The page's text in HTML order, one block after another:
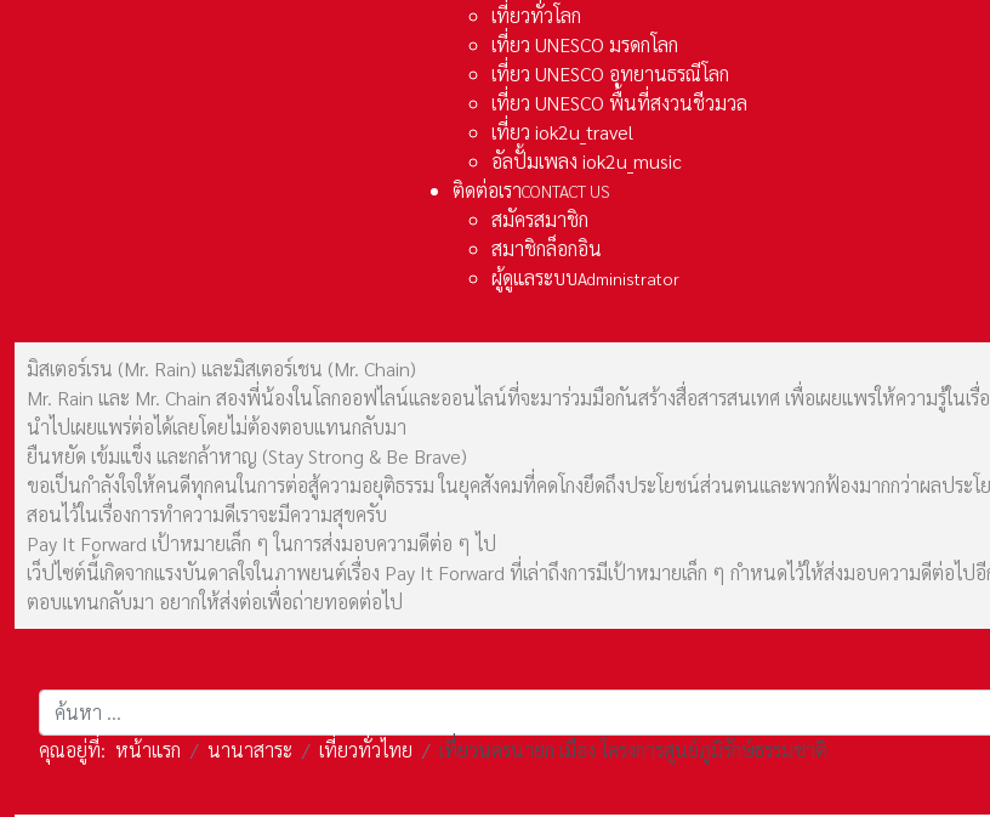
เที่ยวทั่วโลก
เที่ยว UNESCO มรดกโลก
เที่ยว UNESCO อุทยานธรณีโลก
เที่ยว UNESCO พื้นที่สงวนชีวมวล
เที่ยว iok2u_travel
อัลปั้มเพลง iok2u_music
ติดต่อเราCONTACT US
สมัครสมาชิก
สมาชิกล็อกอิน
ผู้ดูแลระบบAdministrator
มิสเตอร์เรน (Mr. Rain) และมิสเตอร์เชน (Mr. Chain)
Mr. Rain และ Mr. Chain สองพี่น้องในโลกออฟไลน์และออนไลน์ที่จะมาร่วมมือกันสร้างสื่อสารสนเทศ เพื่อเผยแพร่ให้ความรู้ในเ
นำไปเผยแพร่ต่อได้เลยโดยไม่ต้องตอบแทนกลับมา
ยืนหยัด เข้มแข็ง และกล้าหาญ (Stay Strong & Be Brave)
ขอเป็นกำลังใจให้คนดีทุกคนในการต่อสู้ความอยุติธรรม ในยุคสังคมที่คดโกงยึดถึงประโยชน์ส่วนตนและพวกฟ้องมากกว่าผลปร
สอนไว้ในเรื่องการทำความดีเราจะมีความสุขครับ
Pay It Forward เป้าหมายเล็ก ๆ ในการส่งมอบความดีต่อ ๆ ไป
เว็ปไซต์นี้เกิดจากแรงบันดาลใจในภาพยนต์เรื่อง Pay It Forward ที่เล่าถึงการมีเป้าหมายเล็ก ๆ กำหนดไว้ให้ส่งมอบความดีต่อไ
ตอบแทนกลับมา อยากให้ส่งต่อเพื่อถ่ายทอดต่อไป
การค้นหา
คุณอยู่ที่: หน้าแรก นานาสาระ เที่ยวทั่วไทย เที่ยวนครนายก เมือง โครงการศูนย์ภูมิรักษ์ธรรมชาติ